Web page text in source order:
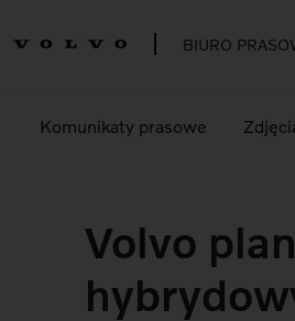
BIURO
Komunikaty prasowe
Volvo